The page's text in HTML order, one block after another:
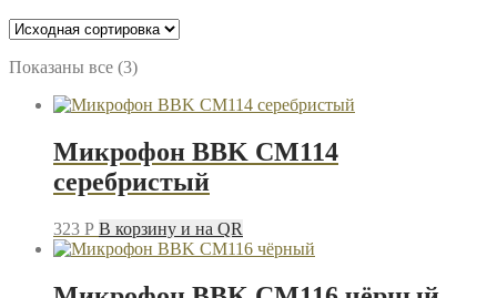
Показаны все (3)
Микрофон BBK CM114
серебристый
323 P В корзину и на QR